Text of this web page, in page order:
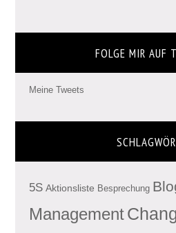
FOLGE MIR AUF
Meine Tweets
5S Aktionsliste Besprechung
Management